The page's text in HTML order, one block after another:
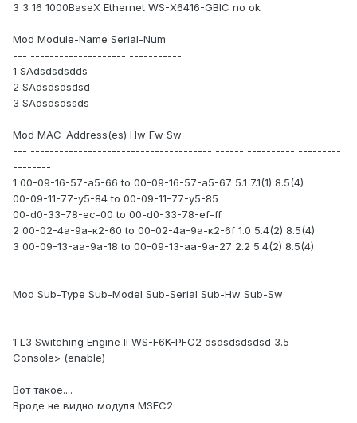
3 3 16 1000BaseX Ethernet WS-X6416-GBIC no ok
Mod Module-Name Serial-Num
--- -------------------- -----------
1 SAdsdsdsdds
2 SAdsdsdsdsd
3 SAdsdsdssds
Mod MAC-Address(es) Hw Fw Sw
--- -------------------------------------- ------ ---------- ---------
--------
1 00-09-16-57-а5-66 to 00-09-16-57-а5-67 5.1 7.1(1) 8.5(4)
00-09-11-77-у5-84 to 00-09-11-77-у5-85
00-d0-33-78-еc-00 to 00-d0-33-78-еf-ff
2 00-02-4а-9a-к2-60 to 00-02-4а-9a-к2-6f 1.0 5.4(2) 8.5(4)
3 00-09-13-аа-9а-18 to 00-09-13-аа-9а-27 2.2 5.4(2) 8.5(4)
Mod Sub-Type Sub-Model Sub-Serial Sub-Hw Sub-Sw
--- ----------------------- ------------------- ----------- ------ ----
--
1 L3 Switching Engine II WS-F6K-PFC2 dsdsdsdsdsd 3.5
Console> (enable)
Вот такое....
Вроде не видно модуля MSFC2